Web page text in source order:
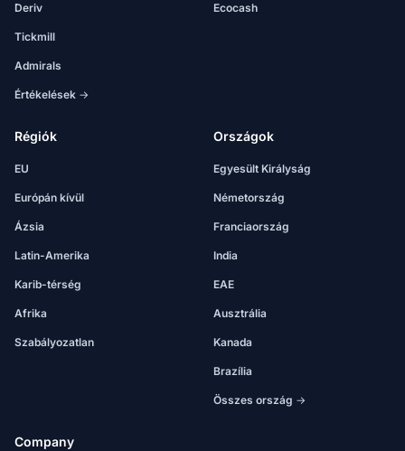
Deriv
Tickmill
Admirals
Értékelések →
Ecocash
Régiók
EU
Európán kívül
Ázsia
Latin-Amerika
Karib-térség
Afrika
Szabályozatlan
Országok
Egyesült Királyság
Németország
Franciaország
India
EAE
Ausztrália
Kanada
Brazília
Összes ország →
Company